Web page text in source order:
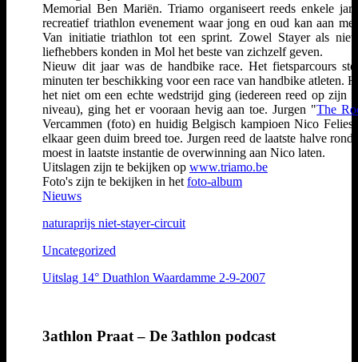
Memorial Ben Mariën. Triamo organiseert reeds enkele
recreatief triathlon evenement waar jong en oud kan aan
Van initiatie triathlon tot een sprint. Zowel Stayer als niet-
liefhebbers konden in Mol het beste van zichzelf geven.
Nieuw dit jaar was de handbike race. Het fietsparcours
minuten ter beschikking voor een race van handbike atleten.
het niet om een echte wedstrijd ging (iedereen reed op zijn
niveau), ging het er vooraan hevig aan toe. Jurgen "The
Vercammen (foto) en huidig Belgisch kampioen Nico Felies
elkaar geen duim breed toe. Jurgen reed de laatste halve rond
moest in laatste instantie de overwinning aan Nico laten.
Uitslagen zijn te bekijken op www.triamo.be
Foto's zijn te bekijken in het foto-album
Nieuws
naturaprijs niet-stayer-circuit
Uncategorized
Uitslag 14° Duathlon Waardamme 2-9-2007
3athlon Praat – De 3athlon podcast